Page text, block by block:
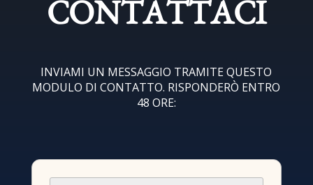
CONTATTACI
INVIAMI UN MESSAGGIO TRAMITE QUESTO
MODULO DI CONTATTO. RISPONDERÒ ENTRO
48 ORE: